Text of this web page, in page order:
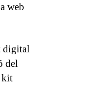
web
digital
del
kit